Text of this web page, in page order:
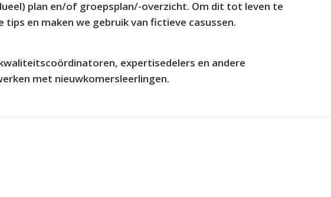
plan en/of groepsplan/-overzicht. Om dit tot leven te
tips en maken we gebruik van fictieve casussen.
expertisedelers en andere
met nieuwkomersleerlingen.